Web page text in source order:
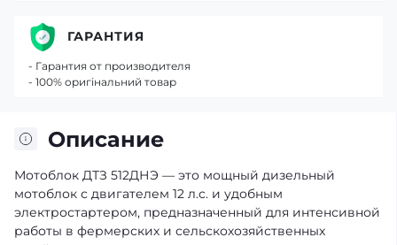
Описание
Мотоблок ДТЗ 512ДНЭ — это мощный дизельный
мотоблок с двигателем 12 л.с. и удобным
электростартером, предназначенный для интенсивной
работы в фермерских и сельскохозяйственных
ГАРАНТИЯ
- Гарантия от производителя
- 100% оригінальний товар